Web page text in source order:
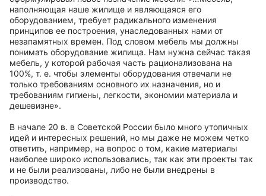
наполняющая наше жилище и являющаяся его
оборудованием, требует радикального изменения
принципов ее построения, унаследованных нами от
незапамятных времен. Под словом мебель мы должны
понимать оборудование жилища. Нам нужна сейчас такая
мебель, у которой рабочая часть рационализована на
100%, т. е. чтобы элементы оборудования отвечали не
только требованиям основного их назначения, но и
требованиям гигиены, легкости, экономии материала и
дешевизне».
В начале 20 в. в Советской России было много утопичных
идей и интересных решений, но мы даже не можем четко
ответить, например, на вопрос о том, какие материалы
наиболее широко использовались, так как эти проекты так
и не были реализованы, либо не были внедрены в
производство.